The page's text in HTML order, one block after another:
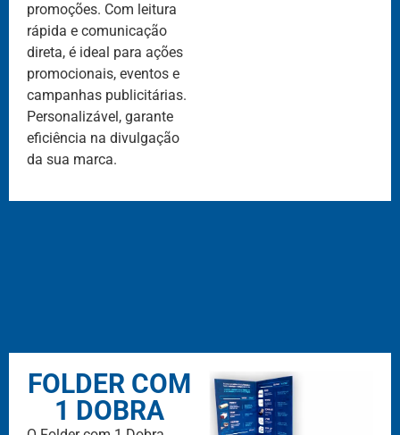
promoções. Com leitura
rápida e comunicação
direta, é ideal para ações
promocionais, eventos e
campanhas publicitárias.
Personalizável, garante
eficiência na divulgação
da sua marca.
FOLDER COM
1 DOBRA